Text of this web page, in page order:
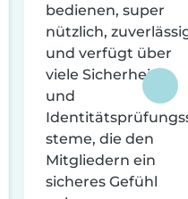
bedienen, super
nützlich,
und verfügt über
viele Sicherheits-
und
steme, die den
Mitgliedern ein
sicheres Gefühl